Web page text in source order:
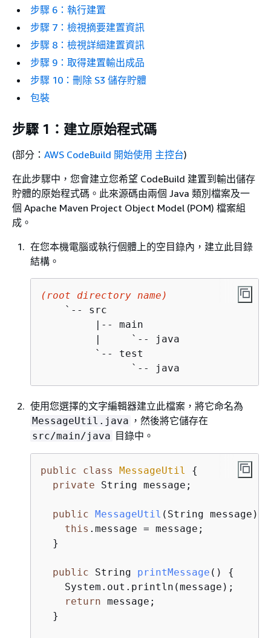
步驟 6：執行建置
步驟 7：檢視摘要建置資訊
步驟 8：檢視詳細建置資訊
步驟 9：取得建置輸出成品
步驟 10：刪除 S3 儲存貯體
包裝
步驟 1：建立原始程式碼
(部分： AWS CodeBuild 開始使用 主控台)
在此步驟中，您會建立您希望 CodeBuild 建置到輸出儲存
貯體的原始程式碼。此來源碼由兩個 Java 類別檔案及一
個 Apache Maven Project Object Model (POM) 檔案組
成。
在您本機電腦或執行個體上的空目錄內，建立此目錄
結構。
(root directory name)
    `-- src
         |-- main
         |     `-- java
         `-- test
               `-- java
使用您選擇的文字編輯器建立此檔案，將它命名為
MessageUtil.java ，然後將它儲存在
src/main/java 目錄中。
public class MessageUtil
{
private String message;
public MessageUtil (String message)
this .message = message;
  }
public String printMessage ()
{
    System.out.println(message);
return message;
  }